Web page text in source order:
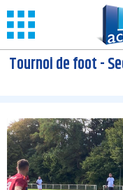
Tournoi de foot -
Panneau de gestion